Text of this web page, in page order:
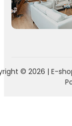
© 2026 | E-